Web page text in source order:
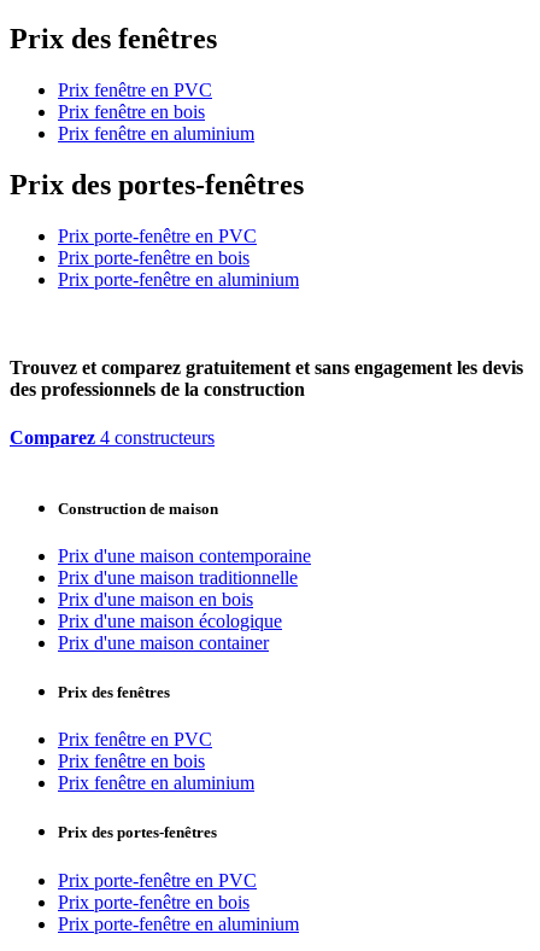
Prix des fenêtres
Prix fenêtre en PVC
Prix fenêtre en bois
Prix fenêtre en aluminium
Prix des portes-fenêtres
Prix porte-fenêtre en PVC
Prix porte-fenêtre en bois
Prix porte-fenêtre en aluminium
Trouvez et comparez gratuitement et sans engagement les devis
des professionnels de la construction
Comparez 4 constructeurs
Construction de maison
Prix d'une maison contemporaine
Prix d'une maison traditionnelle
Prix d'une maison en bois
Prix d'une maison écologique
Prix d'une maison container
Prix des fenêtres
Prix fenêtre en PVC
Prix fenêtre en bois
Prix fenêtre en aluminium
Prix des portes-fenêtres
Prix porte-fenêtre en PVC
Prix porte-fenêtre en bois
Prix porte-fenêtre en aluminium